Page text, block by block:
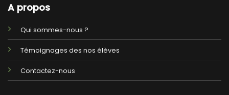
A propos
Qui sommes-nous ?
Témoignages des nos élèves
Contactez-nous